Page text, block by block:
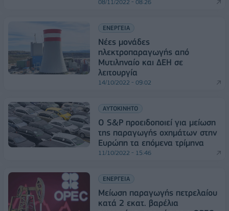
08/11/2022 - 08:26
ΕΝΕΡΓΕΙΑ
Νέες μονάδες
ηλεκτροπαραγωγής από
Μυτιληναίο και ΔΕΗ σε
λειτουργία
14/10/2022 - 09:02
ΑΥΤΟΚΙΝΗΤΟ
Ο S&P προειδοποιεί για μείωση
της παραγωγής οχημάτων στην
Ευρώπη τα επόμενα τρίμηνα
11/10/2022 - 15:46
ΕΝΕΡΓΕΙΑ
Μείωση παραγωγής πετρελαίου
κατά 2 εκατ. βαρέλια